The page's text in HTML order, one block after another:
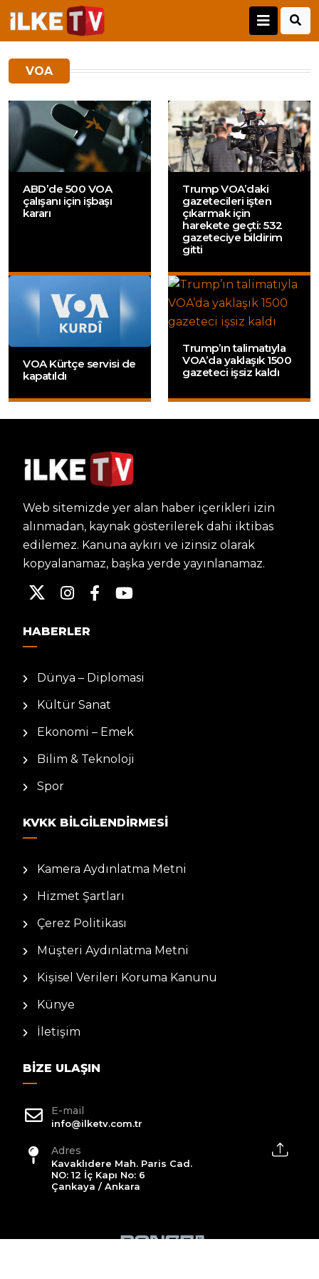
VOA
ABD’de 500 VOA
çalışanı için işbaşı
kararı
Trump VOA’daki
gazetecileri işten
çıkarmak için
harekete geçti: 532
gazeteciye bildirim
gitti
VOA Kürtçe servisi de
kapatıldı
Trump’ın talimatıyla
VOA’da yaklaşık 1500
gazeteci işsiz kaldı
Web sitemizde yer alan haber içerikleri izin
alınmadan, kaynak gösterilerek dahi iktibas
edilemez. Kanuna aykırı ve izinsiz olarak
kopyalanamaz, başka yerde yayınlanamaz.
HABERLER
Dünya – Diplomasi
Kültür Sanat
Ekonomi – Emek
Bilim & Teknoloji
Spor
KVKK BILGILENDIRMESI
Kamera Aydınlatma Metni
Hizmet Şartları
Çerez Politikası
Müşteri Aydınlatma Metni
Kişisel Verileri Koruma Kanunu
Künye
İletişim
BIZE ULAŞIN
E-mail
info@ilketv.com.tr
Adres
Kavaklıdere Mah. Paris Cad.
NO: 12 İç Kapı No: 6
Çankaya / Ankara